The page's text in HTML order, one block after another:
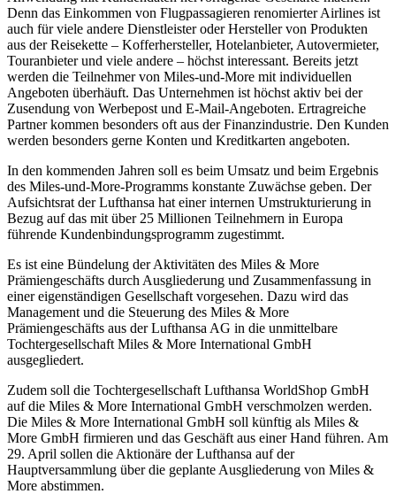
Denn das Einkommen von Flugpassagieren renomierter Airlines ist
auch für viele andere Dienstleister oder Hersteller von Produkten
aus der Reisekette – Kofferhersteller, Hotelanbieter, Autovermieter,
Touranbieter und viele andere – höchst interessant. Bereits jetzt
werden die Teilnehmer von Miles-und-More mit individuellen
Angeboten überhäuft. Das Unternehmen ist höchst aktiv bei der
Zusendung von Werbepost und E-Mail-Angeboten. Ertragreiche
Partner kommen besonders oft aus der Finanzindustrie. Den Kunden
werden besonders gerne Konten und Kreditkarten angeboten.
In den kommenden Jahren soll es beim Umsatz und beim Ergebnis
des Miles-und-More-Programms konstante Zuwächse geben. Der
Aufsichtsrat der Lufthansa hat einer internen Umstrukturierung in
Bezug auf das mit über 25 Millionen Teilnehmern in Europa
führende Kundenbindungsprogramm zugestimmt.
Es ist eine Bündelung der Aktivitäten des Miles & More
Prämiengeschäfts durch Ausgliederung und Zusammenfassung in
einer eigenständigen Gesellschaft vorgesehen. Dazu wird das
Management und die Steuerung des Miles & More
Prämiengeschäfts aus der Lufthansa AG in die unmittelbare
Tochtergesellschaft Miles & More International GmbH
ausgegliedert.
Zudem soll die Tochtergesellschaft Lufthansa WorldShop GmbH
auf die Miles & More International GmbH verschmolzen werden.
Die Miles & More International GmbH soll künftig als Miles &
More GmbH firmieren und das Geschäft aus einer Hand führen. Am
29. April sollen die Aktionäre der Lufthansa auf der
Hauptversammlung über die geplante Ausgliederung von Miles &
More abstimmen.